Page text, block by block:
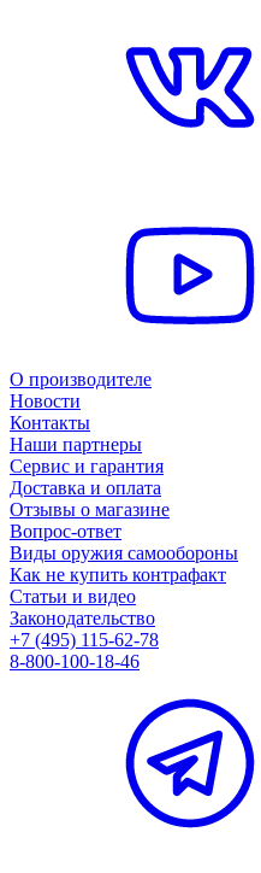
О производителе
Новости
Контакты
Наши партнеры
Сервис и гарантия
Доставка и оплата
Отзывы о магазине
Вопрос-ответ
Виды оружия самообороны
Как не купить контрафакт
Статьи и видео
Законодательство
+7 (495) 115-62-78
8-800-100-18-46